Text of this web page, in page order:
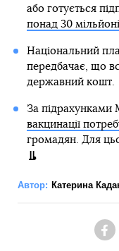
або готується
понад 30
Національний
передбачає, що
державний кошт.
За підрахунками
вакцинації
громадян. Для
Автор: Катерина